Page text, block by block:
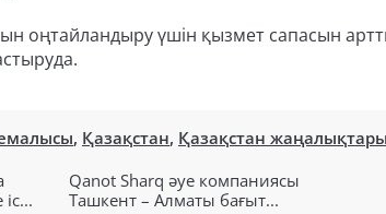
оңтайландыру үшін қызмет сапасын
, Қазақстан, Қазақстан
Qanot Sharq әуе компаниясы
Ташкент – Алматы бағыт...